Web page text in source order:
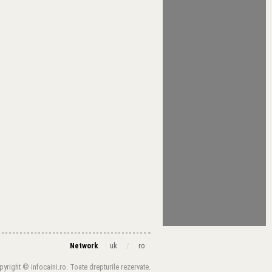
Network uk / ro
© infocaini.ro. Toate drepturile rezervate.